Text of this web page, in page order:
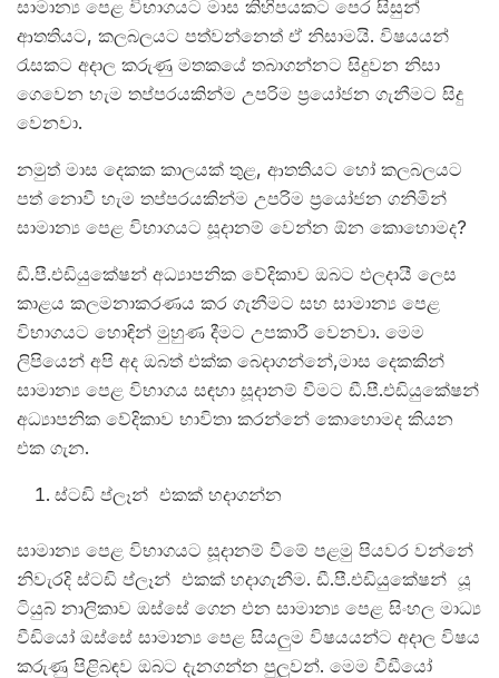
සාමාන්‍ය පෙළ විභාගයට මාස කිහිපයකට පෙර සිසුන්
ආතතියට, කලබලයට පත්වන්නෙත් ඒ නිසාමයි. විෂයයන්
රැසකට අදාල කරුණු මතකයේ තබාගන්නට සිදුවන නිසා
ගෙවෙන හැම තප්පරයකින්ම උපරිම ප්‍රයෝජන ගැනීමට සිදු
වෙනවා.
නමුත් මාස දෙකක කාලයක් තුළ, ආතතියට හෝ කලබලයට
පත් නොවී හැම තප්පරයකින්ම උපරිම ප්‍රයෝජන ගනිමින්
සාමාන්‍ය පෙළ විභාගයට සූදානම් වෙන්න ඕන කොහොමද?
ඩී.පී.එඩියුකේෂන් අධ්‍යාපනික වේදිකාව ඔබට ඵලදායී ලෙස
කාළය කලමනාකරණය කර ගැනීමට සහ සාමාන්‍ය පෙළ
විභාගයට හොඳින් මුහුණ දීමට උපකාරී වෙනවා. මෙම
ලිපියෙන් අපි අද ඔබත් එක්ක බෙදාගන්නේ,මාස දෙකකින්
සාමාන්‍ය පෙළ විභාගය සඳහා සූදානම් වීමට ඩී.පී.එඩියුකේෂන්
අධ්‍යාපනික වේදිකාව භාවිතා කරන්නේ කොහොමද කියන
එක ගැන.
ස්ටඩි ප්ලෑන් එකක් හදාගන්න
සාමාන්‍ය පෙළ විභාගයට සූදානම් වීමේ පළමු පියවර වන්නේ
නිවැරදි ස්ටඩි ප්ලෑන් එකක් හදාගැනීම. ඩී.පී.එඩියුකේෂන් යූ
ටියුබ් නාලිකාව ඔස්සේ ගෙන එන සාමාන්‍ය පෙළ සිංහල මාධ්‍ය
වීඩියෝ ඔස්සේ සාමාන්‍ය පෙළ සියලුම විෂයයන්ට අදාල විෂය
කරුණු පිළිබඳව ඔබට දැනගන්න පුලුවන්. මෙම වීඩීයෝ